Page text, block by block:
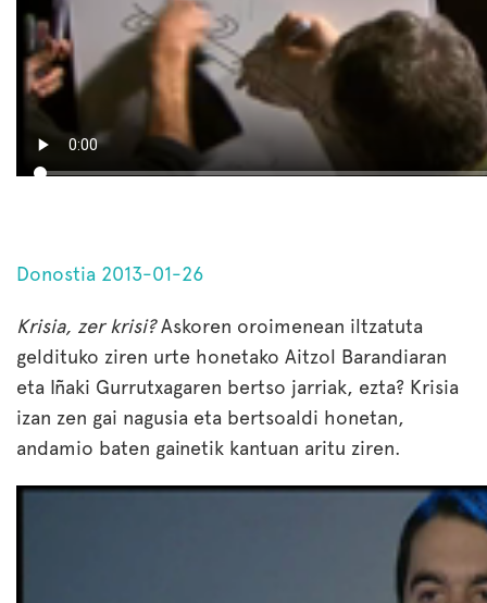
Donostia 2013-01-26
Krisia, zer krisi?Askoren oroimenean iltzatuta
geldituko ziren urte honetako Aitzol Barandiaran
eta Iñaki Gurrutxagaren bertso jarriak, ezta? Krisia
izan zen gai nagusia eta bertsoaldi honetan,
andamio baten gainetik kantuan aritu ziren.